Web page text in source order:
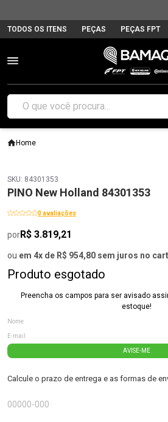
TODOS OS ITENS PEÇAS PEÇAS FPT
Home
SKU: 84301353
PINO New Holland 84301353
0 avaliações
porR$ 3.819,21
ou em 4x de R$ 954,80 sem juros no
Produto esgotado
Preencha os campos para ser avisado
estoque!
AVISE-ME
Calcule o prazo de entrega e as formas de